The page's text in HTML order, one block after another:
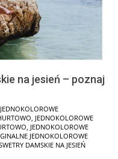
na jesień – poznaj
JEDNOKOLOROWE
JEDNOKOLOROWE
JEDNOKOLOROWE
JEDNOKOLOROWE
DAMSKIE NA JESIEŃ